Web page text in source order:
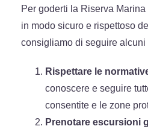
Per goderti la Riserva
in modo sicuro e rispettoso
consigliamo di seguire alcuni
Rispettare le
conoscere e seguire
consentite e le zone
Prenotare escursioni